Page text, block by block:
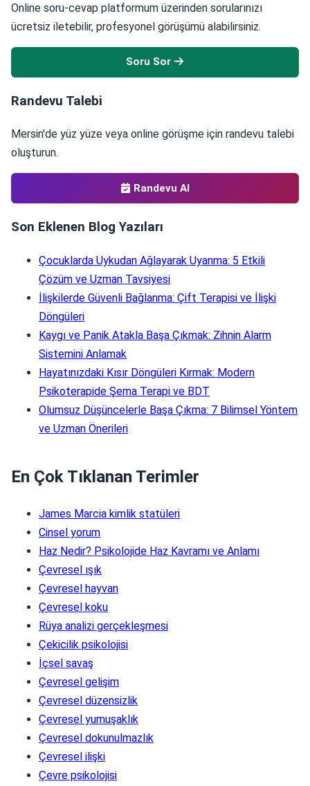
Online soru-cevap platformum üzerinden sorularınızı
ücretsiz iletebilir, profesyonel görüşümü alabilirsiniz.
Soru Sor
Randevu Talebi
Mersin'de yüz yüze veya online görüşme için randevu talebi
oluşturun.
Randevu Al
Son Eklenen Blog Yazıları
Çocuklarda Uykudan Ağlayarak Uyanma: 5 Etkili
Çözüm ve Uzman Tavsiyesi
İlişkilerde Güvenli Bağlanma: Çift Terapisi ve İlişki
Döngüleri
Kaygı ve Panik Atakla Başa Çıkmak: Zihnin Alarm
Sistemini Anlamak
Hayatınızdaki Kısır Döngüleri Kırmak: Modern
Psikoterapide Şema Terapi ve BDT
Olumsuz Düşüncelerle Başa Çıkma: 7 Bilimsel Yöntem
ve Uzman Önerileri
En Çok Tıklanan Terimler
James Marcia kimlik statüleri
Cinsel yorum
Haz Nedir? Psikolojide Haz Kavramı ve Anlamı
Çevresel ışık
Çevresel hayvan
Çevresel koku
Rüya analizi gerçekleşmesi
Çekicilik psikolojisi
İçsel savaş
Çevresel gelişim
Çevresel düzensizlik
Çevresel yumuşaklık
Çevresel dokunulmazlık
Çevresel ilişki
Çevre psikolojisi